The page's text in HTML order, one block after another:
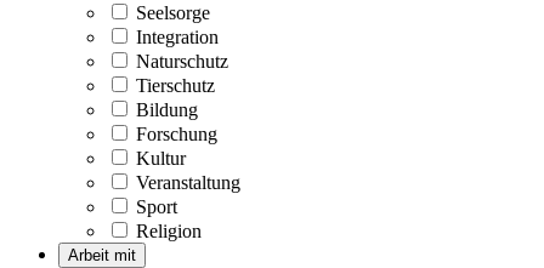
Seelsorge
Integration
Naturschutz
Tierschutz
Bildung
Forschung
Kultur
Veranstaltung
Sport
Religion
Arbeit mit